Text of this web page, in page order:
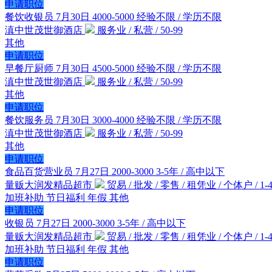
申请职位
餐饮收银员 7月30日 4000-5000 经验不限 / 学历不限
滇中世茂世御酒店
服务业 / 私营 / 50-99
其他
申请职位
早餐厅厨师 7月30日 4500-5000 经验不限 / 学历不限
滇中世茂世御酒店
服务业 / 私营 / 50-99
其他
申请职位
餐饮服务员 7月30日 3000-4000 经验不限 / 学历不限
滇中世茂世御酒店
服务业 / 私营 / 50-99
其他
申请职位
食品百货营业员 7月27日 2000-3000 3-5年 / 高中以下
量贩大润发精品超市
贸易 / 批发 / 零售 / 租凭业 / 个体户 / 1-
加班补助 节日福利 年假 其他
申请职位
收银员 7月27日 2000-3000 3-5年 / 高中以下
量贩大润发精品超市
贸易 / 批发 / 零售 / 租凭业 / 个体户 / 1-
加班补助 节日福利 年假 其他
申请职位